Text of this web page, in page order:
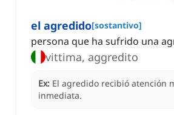
el agredido[sostantivo]
persona que ha sufrido una
vittima, aggredito
Ex: El agredido recibió atención
inmediata.